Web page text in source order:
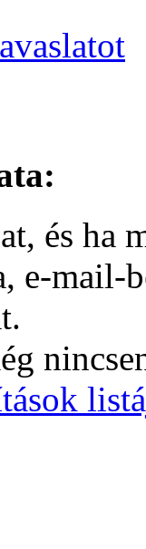
és ha
e-mail-